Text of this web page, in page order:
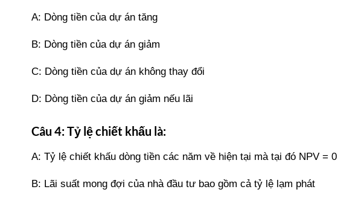
A: Dòng tiền của dự án tăng
B: Dòng tiền của dự án giảm
C: Dòng tiền của dự án không thay đổi
D: Dòng tiền của dự án giảm nếu lãi
Câu 4: Tỷ lệ chiết khấu là:
A: Tỷ lệ chiết khấu dòng tiền các năm về hiện tại mà tại đó NPV = 0
B: Lãi suất mong đợi của nhà đầu tư bao gồm cả tỷ lệ lạm phát